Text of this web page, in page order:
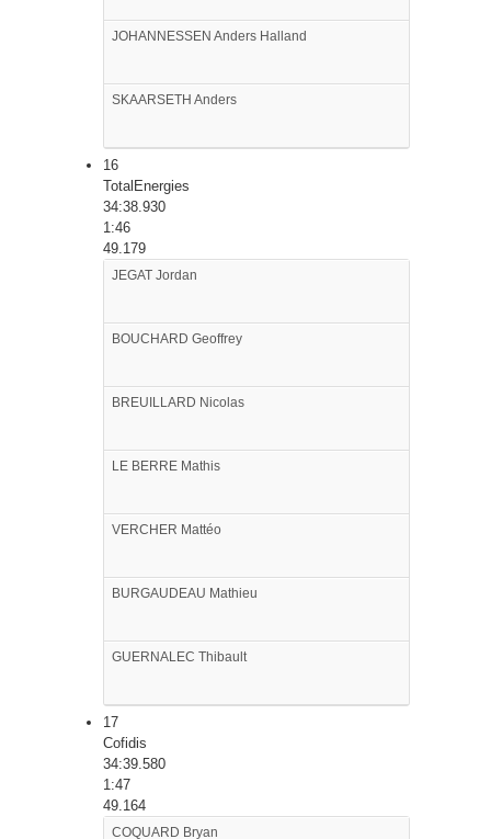
JOHANNESSEN Anders Halland
SKAARSETH Anders
16
TotalEnergies
34:38.930
1:46
49.179
JEGAT Jordan
BOUCHARD Geoffrey
BREUILLARD Nicolas
LE BERRE Mathis
VERCHER Mattéo
BURGAUDEAU Mathieu
GUERNALEC Thibault
17
Cofidis
34:39.580
1:47
49.164
COQUARD Bryan